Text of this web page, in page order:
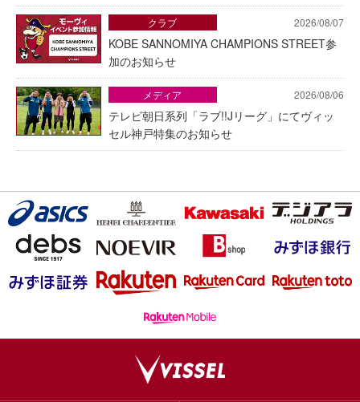
2026/08/07
KOBE SANNOMIYA CHAMPIONS STREET参
加のお知らせ
クラブ
2026/08/06
テレビ朝日系列「ラブ!!Jリーグ」にてヴィッ
セル神戸特集のお知らせ
メディア